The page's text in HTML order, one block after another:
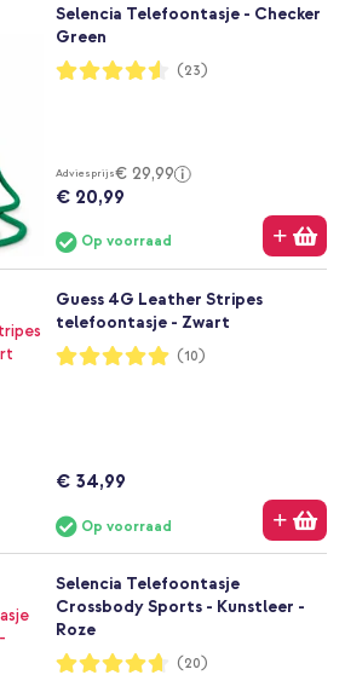
Selencia Telefoontasje - Checker
Green
Waardering:
91%
(23)
Adviesprijs€ 29,99
€ 20,99
Op voorraad
Guess 4G Leather Stripes
telefoontasje - Zwart
Waardering:
100%
(10)
€ 34,99
Op voorraad
Selencia Telefoontasje
Crossbody Sports - Kunstleer -
Roze
Waardering:
93%
(20)